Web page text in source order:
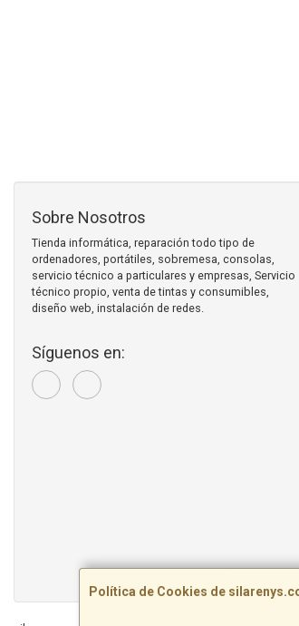
Política de Cookies de
Sobre Nosotros
Tienda informática, reparación todo tipo de
ordenadores, portátiles, sobremesa, consolas,
servicio técnico a particulares y empresas, Servicio
técnico propio, venta de tintas y consumibles,
diseño web, instalación de redes.
Síguenos en: